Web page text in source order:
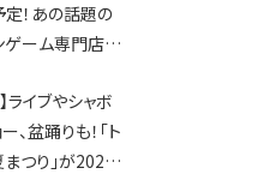
場情報なども
ク★
定！あの話題の
ゲーム専門店
豊郷店に続く滋
目★
ライブやシャボ
、盆踊りも！「ト
まつり」が2026